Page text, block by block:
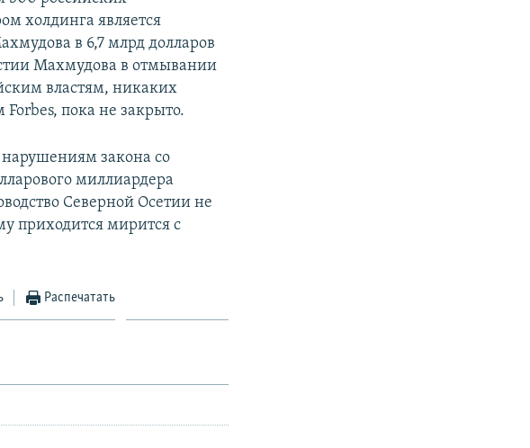
холдинга является
в 6,7 млрд долларов
Махмудова в отмывании
властям, никаких
пока не закрыто.
закона со
миллиардера
Северной Осетии не
приходится мирится с
Распечатать